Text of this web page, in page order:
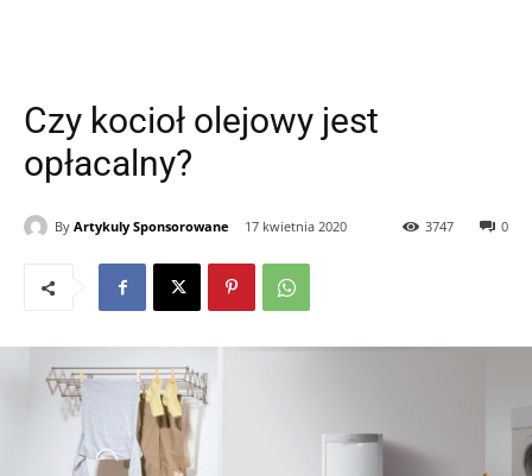
Czy kocioł olejowy jest
opłacalny?
By Artykuly Sponsorowane 17 kwietnia 2020 0
3747